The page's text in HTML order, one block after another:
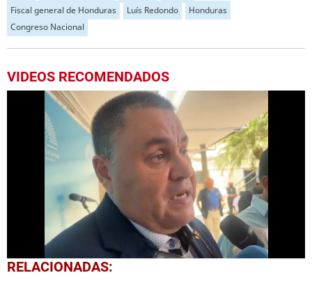
Fiscal general de Honduras
Luís Redondo
Honduras
Congreso Nacional
VIDEOS RECOMENDADOS
0
seconds
RELACIONADAS: